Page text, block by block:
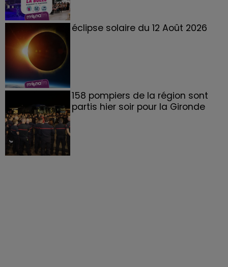
éclipse solaire du 12 Août 2026
158 pompiers de la région sont
partis hier soir pour la Gironde